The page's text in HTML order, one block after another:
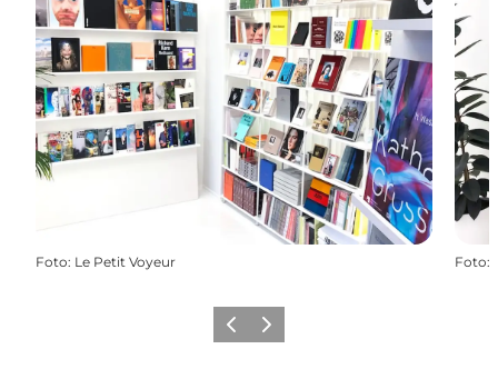
Foto: Le Petit Voyeur Foto:
Precedente
Avanti